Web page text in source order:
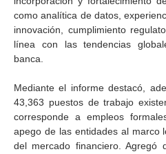
como analítica de datos,
innovación, cumplimiento
línea con las tendencias
banca.
Mediante el informe destacó,
43,363 puestos de trabajo
corresponde a empleos
apego de las entidades al marco
del mercado financiero. Agregó